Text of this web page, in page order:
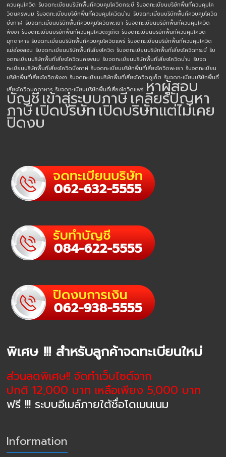
ควบคุมโควิด รับจดทะเบียนบริษัทพื้นที่ควบคุมโควิดกระบี่ รับจดทะเบียนบริษัทพื้นที่ควบคุมโค
วิดนครพนม รับจดทะเบียนบริษัทพื้นที่ควบคุมโควิดน่าน รับจดทะเบียนบริษัทพื้นที่ควบคุมโควิด
บึงกาฬ รับจดทะเบียนบริษัทพื้นที่ควบคุมโควิดพะเยา รับจดทะเบียนบริษัทพื้นที่ควบคุมโควิด
พังงา รับจดทะเบียนบริษัทพื้นที่ควบคุมโควิดภูเก็ต รับจดทะเบียนบริษัทพื้นที่ควบคุมโควิด
มุกดาหาร รับจดทะเบียนบริษัทพื้นที่ควบคุมโควิดแพร่ รับจดทะเบียนบริษัทพื้นที่ควบคุมโควิด
แม่ฮ่องสอน รับจดทะเบียนบริษัทพื้นที่เสี่ยงโควิด รับจดทะเบียนบริษัทพื้นที่เสี่ยงโควิดกระบี่ รับ
จดทะเบียนบริษัทพื้นที่เสี่ยงโควิดนครพนม รับจดทะเบียนบริษัทพื้นที่เสี่ยงโควิดน่าน รับจด
ทะเบียนบริษัทพื้นที่เสี่ยงโควิดบึงกาฬ รับจดทะเบียนบริษัทพื้นที่เสี่ยงโควิดพะเยา รับจดทะเบียน
บริษัทพื้นที่เสี่ยงโควิดพังงา รับจดทะเบียนบริษัทพื้นที่เสี่ยงโควิดภูเก็ต รับจดทะเบียนบริษัทพื้นที่
เสี่ยงโควิดมุกดาหาร รับจดทะเบียนบริษัทพื้นที่เสี่ยงโควิดแพร่ หาผู้สอบ
บัญชีเข้าสู่ระบบภาษีเคลียร์ปัญหา
ภาษีเปิดบริษัทเปิดบริษัทแต่ไม่เคย
ปิดงบ
พิเศษ !!! สำหรับลูกค้าจดทะเบียนใหม่
ส่วนลดพิเศษ!! จัดทำเว็บไซต์จาก
ปกติ 12,000 บาท เหลือเพียง 5,000 บาท
ฟรี !!! ระบบอีเมล์ภายใต้ชื่อโดเมนเนม
Information